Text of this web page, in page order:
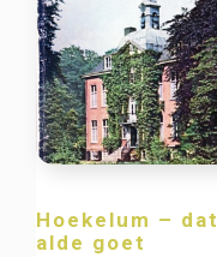
Hoekelum – dat
alde goet